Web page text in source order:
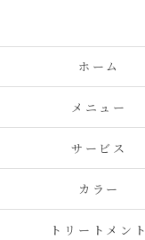
ホーム
メニュー
サービス
カラー
トリートメント